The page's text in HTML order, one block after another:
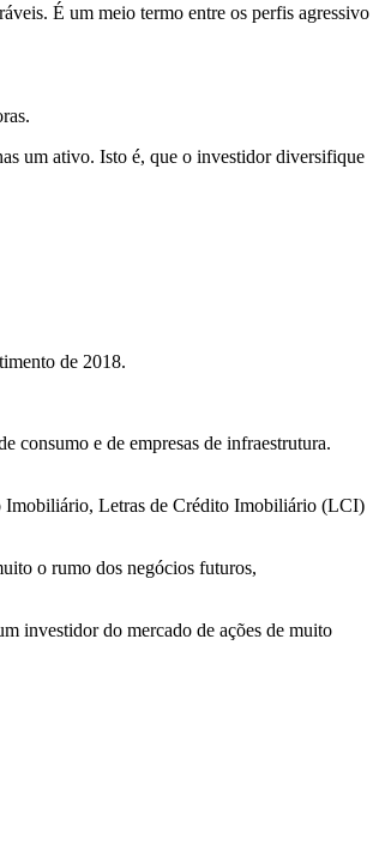
É um meio termo entre os perfis agressivo
um ativo. Isto é, que o investidor diversifique
de 2018.
consumo e de empresas de infraestrutura.
Imobiliário, Letras de Crédito Imobiliário (LCI)
o rumo dos negócios futuros,
investidor do mercado de ações de muito